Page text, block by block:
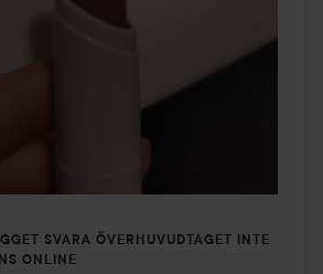
SVARA ÖVERHUVUDTAGET INTE
ONLINE